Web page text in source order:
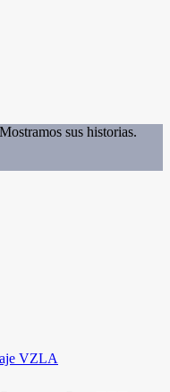
sus historias.
VZLA